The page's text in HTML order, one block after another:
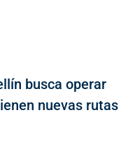
busca operar
nuevas rutas